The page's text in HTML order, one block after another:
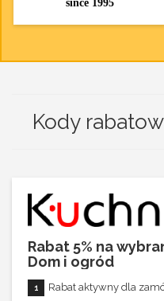
Kody
Rabat 5% na
Dom i ogród
Rabat aktywny dla